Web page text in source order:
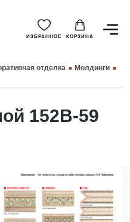
ИЗБРАННОЕ КОРЗИНА
отделка
Молдинги
152B-59